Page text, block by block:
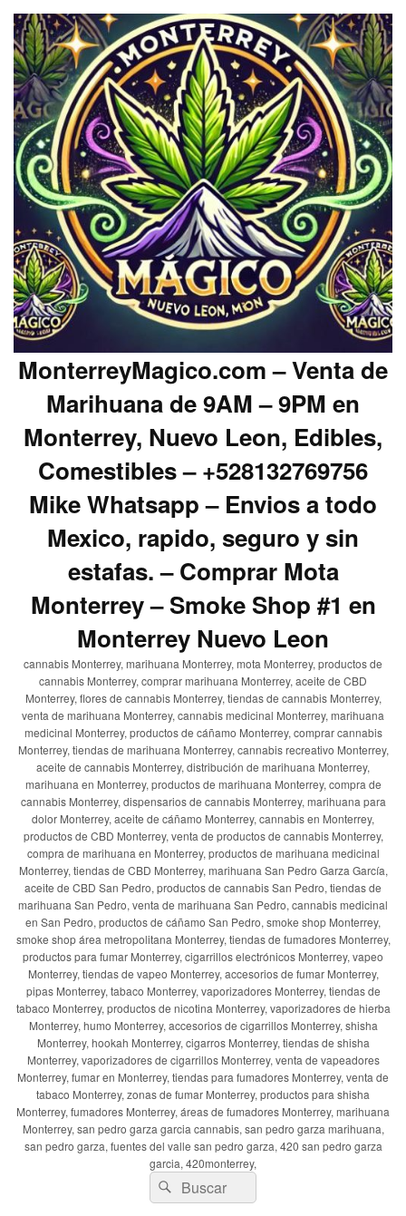
MonterreyMagico.com – Venta de
Marihuana de 9AM – 9PM en
Monterrey, Nuevo Leon, Edibles,
Comestibles – +528132769756
Mike Whatsapp – Envios a todo
Mexico, rapido, seguro y sin
estafas. – Comprar Mota
Monterrey – Smoke Shop #1 en
Monterrey Nuevo Leon
cannabis Monterrey, marihuana Monterrey, mota Monterrey, productos de
cannabis Monterrey, comprar marihuana Monterrey, aceite de CBD
Monterrey, flores de cannabis Monterrey, tiendas de cannabis Monterrey,
venta de marihuana Monterrey, cannabis medicinal Monterrey, marihuana
medicinal Monterrey, productos de cáñamo Monterrey, comprar cannabis
Monterrey, tiendas de marihuana Monterrey, cannabis recreativo Monterrey,
aceite de cannabis Monterrey, distribución de marihuana Monterrey,
marihuana en Monterrey, productos de marihuana Monterrey, compra de
cannabis Monterrey, dispensarios de cannabis Monterrey, marihuana para
dolor Monterrey, aceite de cáñamo Monterrey, cannabis en Monterrey,
productos de CBD Monterrey, venta de productos de cannabis Monterrey,
compra de marihuana en Monterrey, productos de marihuana medicinal
Monterrey, tiendas de CBD Monterrey, marihuana San Pedro Garza García,
aceite de CBD San Pedro, productos de cannabis San Pedro, tiendas de
marihuana San Pedro, venta de marihuana San Pedro, cannabis medicinal
en San Pedro, productos de cáñamo San Pedro, smoke shop Monterrey,
smoke shop área metropolitana Monterrey, tiendas de fumadores Monterrey,
productos para fumar Monterrey, cigarrillos electrónicos Monterrey, vapeo
Monterrey, tiendas de vapeo Monterrey, accesorios de fumar Monterrey,
pipas Monterrey, tabaco Monterrey, vaporizadores Monterrey, tiendas de
tabaco Monterrey, productos de nicotina Monterrey, vaporizadores de hierba
Monterrey, humo Monterrey, accesorios de cigarrillos Monterrey, shisha
Monterrey, hookah Monterrey, cigarros Monterrey, tiendas de shisha
Monterrey, vaporizadores de cigarrillos Monterrey, venta de vapeadores
Monterrey, fumar en Monterrey, tiendas para fumadores Monterrey, venta de
tabaco Monterrey, zonas de fumar Monterrey, productos para shisha
Monterrey, fumadores Monterrey, áreas de fumadores Monterrey, marihuana
Monterrey, san pedro garza garcia cannabis, san pedro garza marihuana,
san pedro garza, fuentes del valle san pedro garza, 420 san pedro garza
garcia, 420monterrey,
Buscar
por:
Buscar